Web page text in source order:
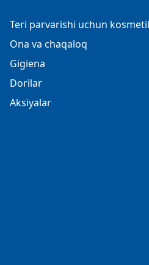
Teri parvarishi uchun
Ona va chaqaloq
Gigiena
Dorilar
Aksiyalar